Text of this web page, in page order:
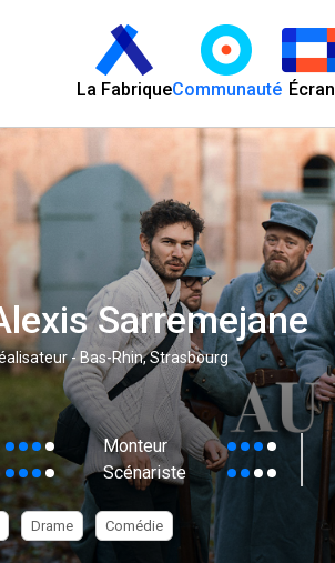
La FabriqueCommunauté Écran
Sarremejane
- Bas-Rhin, Strasbourg
Monteur
Scénariste
Drame Comédie